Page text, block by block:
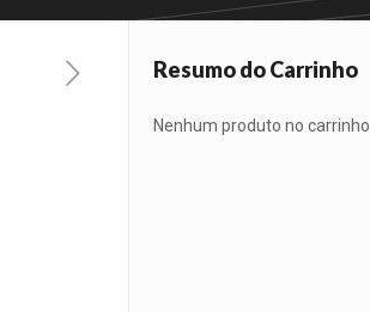
Resumo do Carrinho
Nenhum produto no carrinho.